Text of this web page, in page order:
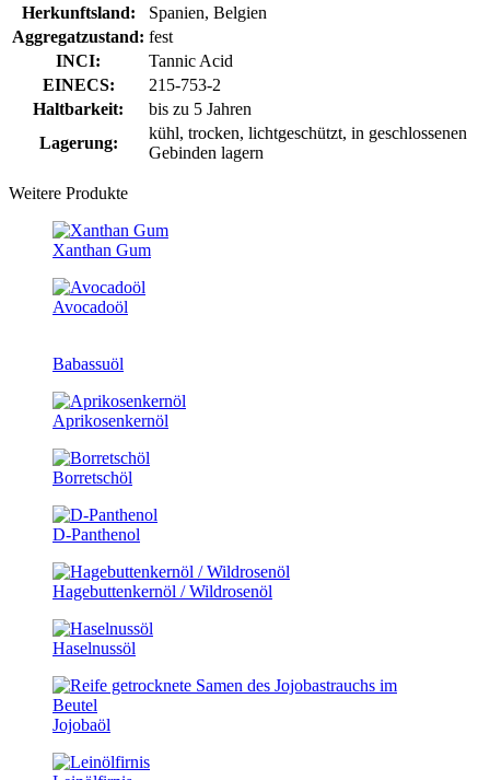
Herkunftsland:
Spanien, Belgien
Aggregatzustand: fest
INCI:
Tannic Acid
EINECS:
215-753-2
Haltbarkeit:
bis zu 5 Jahren
Lagerung:
kühl, trocken, lichtgeschützt, in geschlossenen
Gebinden lagern
Weitere Produkte
Xanthan Gum
Avocadoöl
Babassuöl
Aprikosenkernöl
Borretschöl
D-Panthenol
Hagebuttenkernöl / Wildrosenöl
Haselnussöl
Jojobaöl